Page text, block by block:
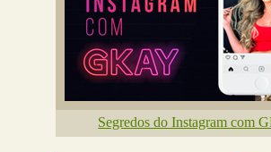
Segredos do Instagram com